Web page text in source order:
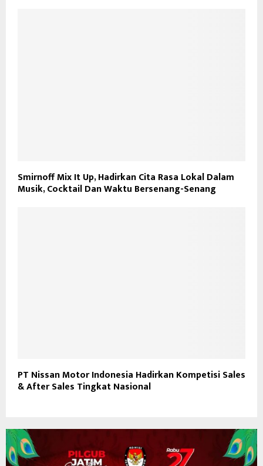
Smirnoff Mix It Up, Hadirkan Cita Rasa Lokal Dalam
Musik, Cocktail Dan Waktu Bersenang-Senang
PT Nissan Motor Indonesia Hadirkan Kompetisi Sales
& After Sales Tingkat Nasional